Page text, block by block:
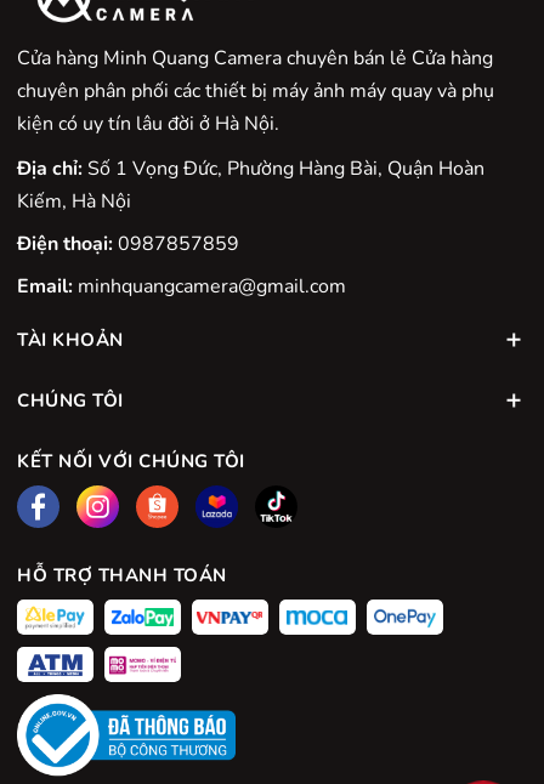
Cửa hàng Minh Quang Camera chuyên bán lẻ Cửa hàng
chuyên phân phối các thiết bị máy ảnh máy quay và phụ
kiện có uy tín lâu đời ở Hà Nội.
Địa chỉ:Số 1 Vọng Đức, Phường Hàng Bài, Quận Hoàn
Kiếm, Hà Nội
Điện thoại:0987857859
Email: minhquangcamera@gmail.com
TÀI KHOẢN
CHÚNG TÔI
KẾT NỐI VỚI CHÚNG TÔI
HỖ TRỢ THANH TOÁN